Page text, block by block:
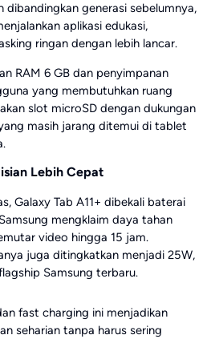
dibandingkan generasi sebelumnya,
aplikasi edukasi,
ringan dengan lebih lancar.
RAM 6 GB dan penyimpanan
yang membutuhkan ruang
slot microSD dengan dukungan
masih jarang ditemui di tablet
Lebih Cepat
Galaxy Tab A11+ dibekali baterai
mengklaim daya tahan
video hingga 15 jam.
juga ditingkatkan menjadi 25W,
Samsung terbaru.
fast charging ini menjadikan
seharian tanpa harus sering